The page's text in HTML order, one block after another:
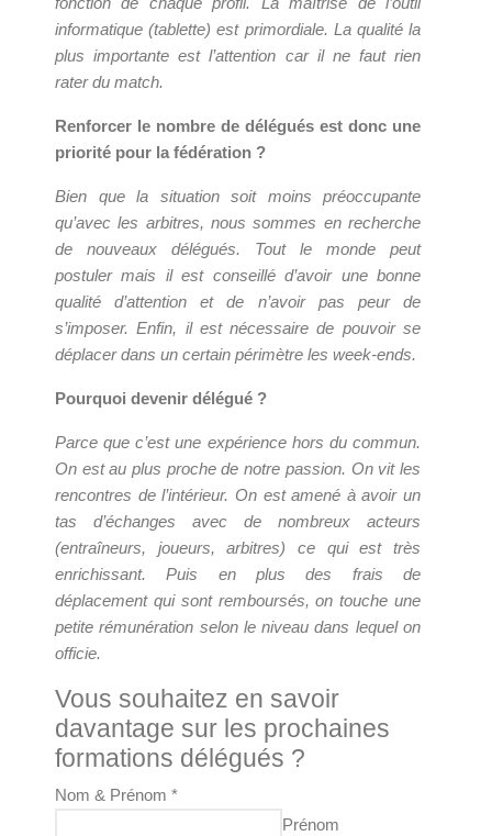
informatique (tablette) est primordiale. La qualité la
plus importante est l’attention car il ne faut rien
rater du match.
Renforcer le nombre de délégués est donc une
priorité pour la fédération ?
Bien que la situation soit moins préoccupante
qu’avec les arbitres, nous sommes en recherche
de nouveaux délégués. Tout le monde peut
postuler mais il est conseillé d’avoir une bonne
qualité d’attention et de n’avoir pas peur de
s’imposer. Enfin, il est nécessaire de pouvoir se
déplacer dans un certain périmètre les week-ends.
Pourquoi devenir délégué ?
Parce que c’est une expérience hors du commun.
On est au plus proche de notre passion. On vit les
rencontres de l’intérieur. On est amené à avoir un
tas d’échanges avec de nombreux acteurs
(entraîneurs, joueurs, arbitres) ce qui est très
enrichissant. Puis en plus des frais de
déplacement qui sont remboursés, on touche une
petite rémunération selon le niveau dans lequel on
officie.
Vous souhaitez en savoir
davantage sur les prochaines
formations délégués ?
Nom & Prénom *
Prénom